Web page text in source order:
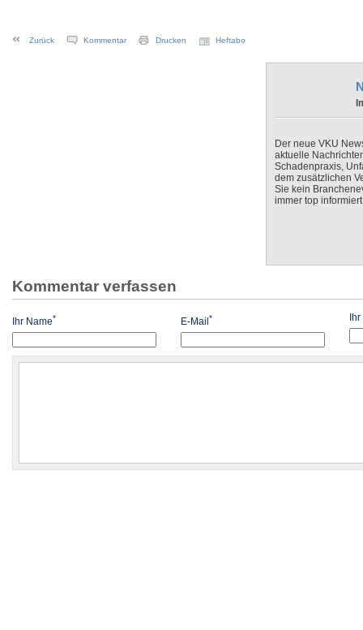
Zurück Kommentar Drucken Heftabo
Der neue VKU
aktuelle
Schadenpraxis,
dem zusätzlichen
Sie kein
immer top
Kommentar verfassen
Ihr Name* E-Mail* Ihr